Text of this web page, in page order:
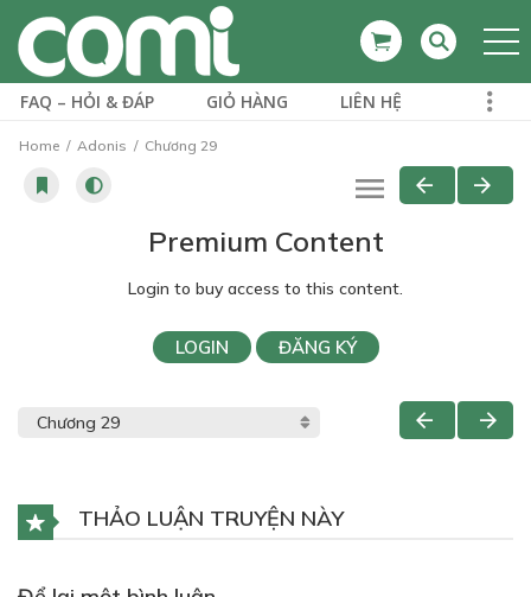
FAQ – HỎI & ĐÁP GIỎ HÀNG LIÊN HỆ
Home Adonis Chương 29
Premium Content
Login to buy access to this content.
LOGIN ĐĂNG KÝ
THẢO LUẬN TRUYỆN NÀY